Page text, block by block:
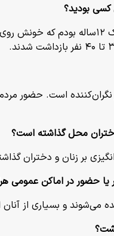
بودید؟
سحر: بله. خودم شاهد
است. حضور
دختران محل گذاشته است؟
بر زنان و
یا حضور در اماکن عمومی
می‌شوند و بسیاری از